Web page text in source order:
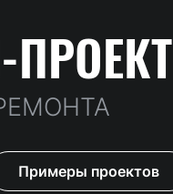
Примеры проектов